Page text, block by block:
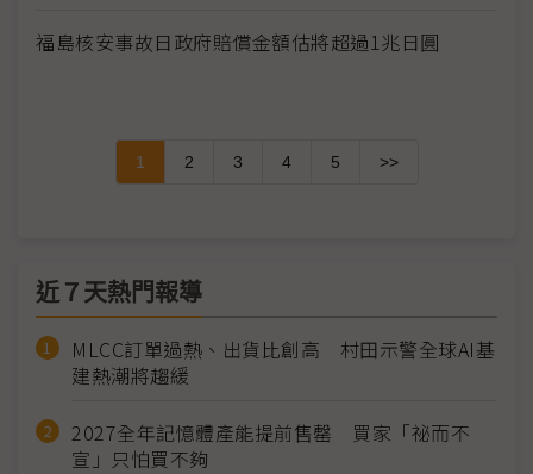
福島核安事故日政府賠償金額估將超過1兆日圓
1 2 3 4 5 >>
近７天熱門報導
MLCC訂單過熱、出貨比創高 村田示警全球AI基
建熱潮將趨緩
2027全年記憶體產能提前售罄 買家「祕而不
宣」只怕買不夠